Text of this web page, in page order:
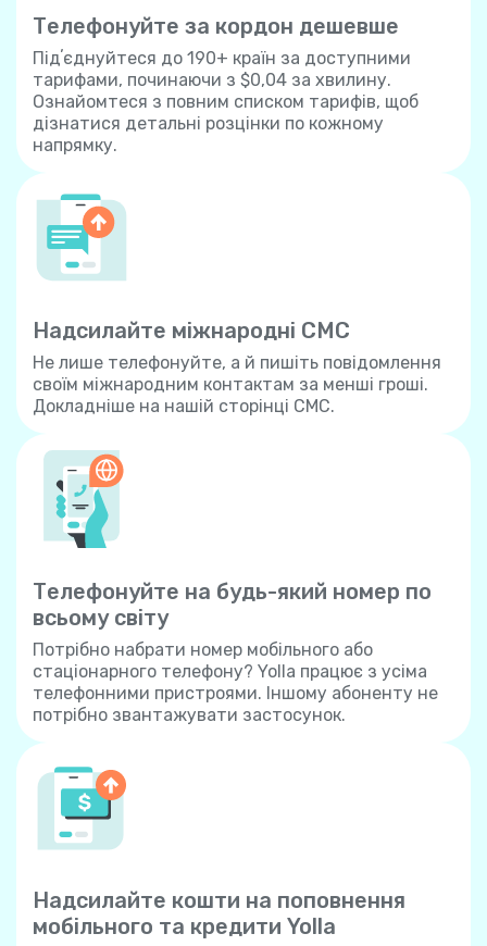
Телефонуйте за кордон дешевше
Підʼєднуйтеся до 190+ країн за доступними
тарифами, починаючи з $0,04 за хвилину.
Ознайомтеся з повним списком тарифів, щоб
дізнатися детальні розцінки по кожному
напрямку.
Надсилайте міжнародні СМС
Не лише телефонуйте, а й пишіть повідомлення
своїм міжнародним контактам за менші гроші.
Докладніше на нашій сторінці СМС.
Телефонуйте на будь-який номер по
всьому світу
Потрібно набрати номер мобільного або
стаціонарного телефону? Yolla працює з усіма
телефонними пристроями. Іншому абоненту не
потрібно звантажувати застосунок.
Надсилайте кошти на поповнення
мобільного та кредити Yolla